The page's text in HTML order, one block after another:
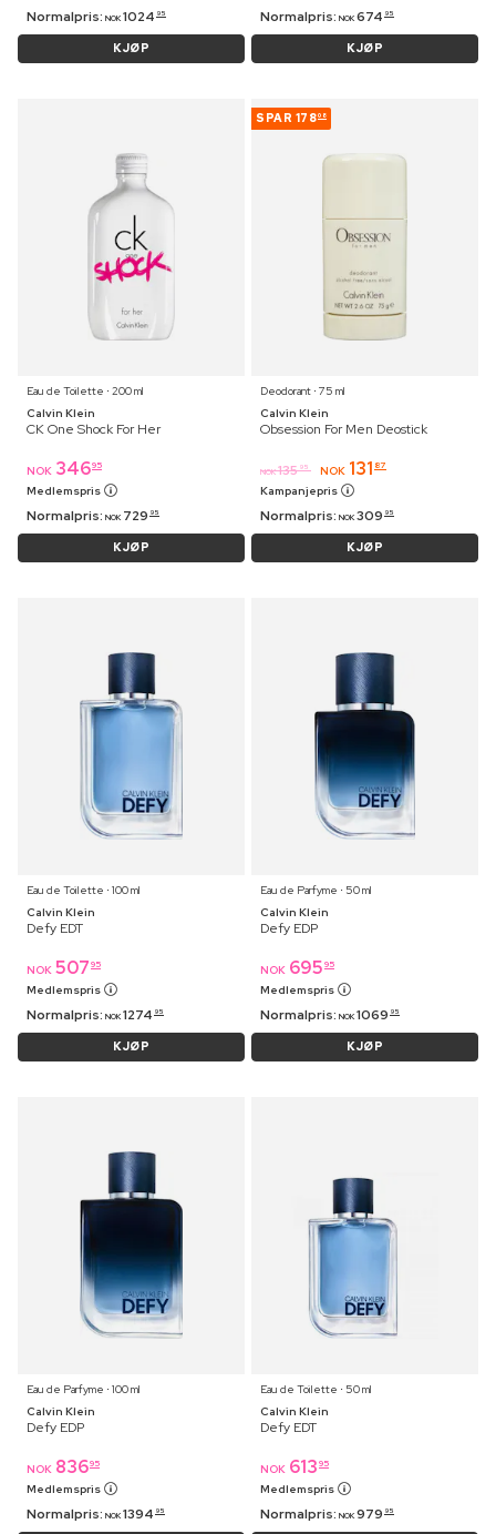
Normalpris: NOK 1024 95
KJØP
Normalpris: NOK 674 95
KJØP
Eau de Toilette ⋅ 200 ml
Calvin Klein
CK One Shock For Her
NOK 34695
Medlemspris
Normalpris: NOK 729 95
KJØP
SPAR 17808
Deodorant ⋅ 75 ml
Calvin Klein
Obsession For Men Deostick
NOK 135 95 NOK 131 87
Kampanjepris
Normalpris: NOK 309 95
KJØP
Eau de Toilette ⋅ 100 ml
Calvin Klein
Defy EDT
NOK 507 95
Medlemspris
Normalpris: NOK 1274 95
KJØP
Eau de Parfyme ⋅ 50 ml
Calvin Klein
Defy EDP
NOK 695 95
Medlemspris
Normalpris: NOK 1069 95
KJØP
Eau de Parfyme ⋅ 100 ml
Calvin Klein
Defy EDP
NOK 83695
Medlemspris
Normalpris: NOK 1394 95
Eau de Toilette ⋅ 50 ml
Calvin Klein
Defy EDT
NOK 613 95
Medlemspris
Normalpris: NOK 979 95